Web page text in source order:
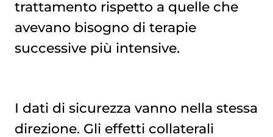
trattamento rispetto a quelle che
avevano bisogno di terapie
successive più intensive.
I dati di sicurezza vanno nella stessa
direzione. Gli effetti collaterali